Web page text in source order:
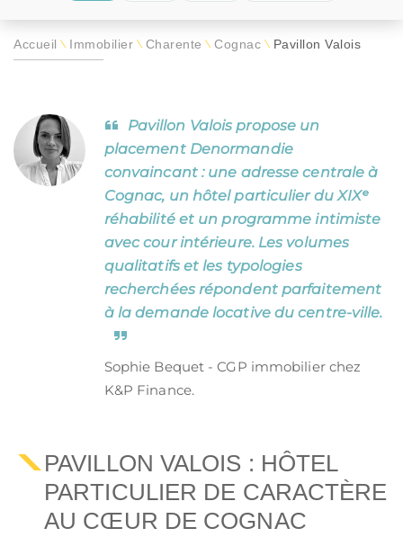
Accueil \ Immobilier \ Charente \ Cognac \ Pavillon Valois
Pavillon Valois propose un
placement Denormandie
convaincant : une adresse centrale à
Cognac, un hôtel particulier du XIXᵉ
réhabilité et un programme intimiste
avec cour intérieure. Les volumes
qualitatifs et les typologies
recherchées répondent parfaitement
à la demande locative du centre-ville.
Sophie Bequet - CGP immobilier chez
K&P Finance.
PAVILLON VALOIS : HÔTEL
PARTICULIER DE CARACTÈRE
AU CŒUR DE COGNAC